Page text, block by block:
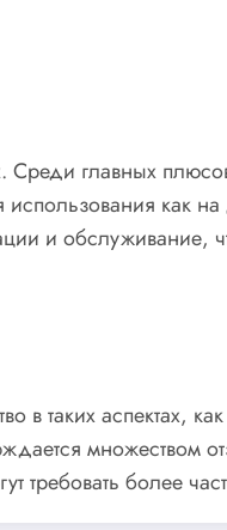
Среди главных
как на
и обслуживание,
в таких аспектах,
множеством
требовать более